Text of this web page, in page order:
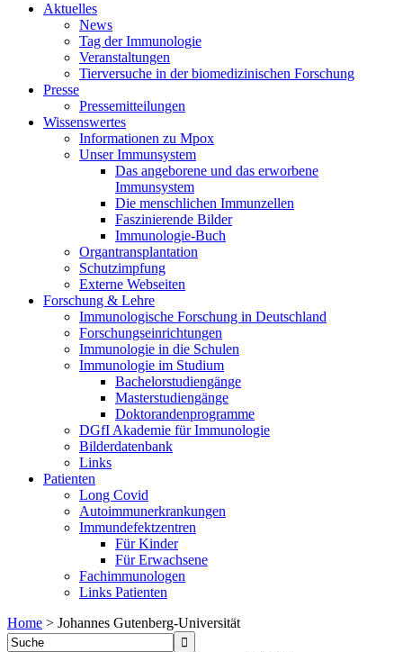
Aktuelles
News
Tag der Immunologie
Veranstaltungen
Tierversuche in der biomedizinischen Forschung
Presse
Pressemitteilungen
Wissenswertes
Informationen zu Mpox
Unser Immunsystem
Das angeborene und das erworbene
Immunsystem
Die menschlichen Immunzellen
Faszinierende Bilder
Immunologie-Buch
Organtransplantation
Schutzimpfung
Externe Webseiten
Forschung & Lehre
Immunologische Forschung in Deutschland
Forschungseinrichtungen
Immunologie in die Schulen
Immunologie im Studium
Bachelorstudiengänge
Masterstudiengänge
Doktorandenprogramme
DGfI Akademie für Immunologie
Bilderdatenbank
Links
Patienten
Long Covid
Autoimmunerkrankungen
Immundefektzentren
Für Kinder
Für Erwachsene
Fachimmunologen
Links Patienten
Home > Johannes Gutenberg-Universität